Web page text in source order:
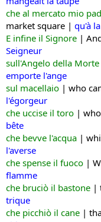
che al mercato mio
market square | qu'à
E infine il Signore |
Seigneur
sull'Angelo della Morte
emporte l'ange
sul macellaio | who
l'égorgeur
che uccise il toro | w
bête
che bevve l'acqua |
l'averse
che spense il fuoco |
flamme
che bruciò il bastone |
trique
che picchiò il cane |